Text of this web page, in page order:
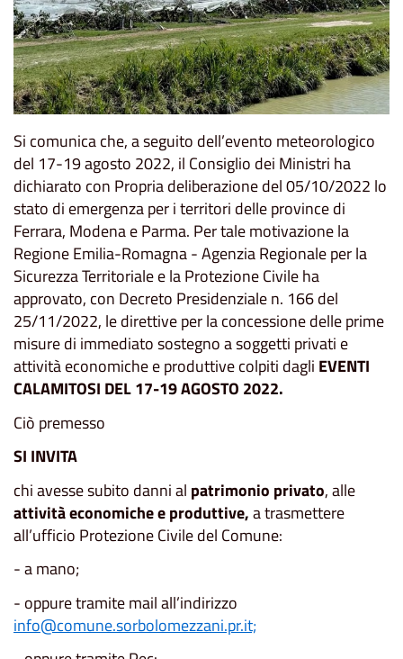
Si comunica che, a seguito dell’evento meteorologico
del 17-19 agosto 2022, il Consiglio dei Ministri ha
dichiarato con Propria deliberazione del 05/10/2022 lo
stato di emergenza per i territori delle province di
Ferrara, Modena e Parma. Per tale motivazione la
Regione Emilia-Romagna - Agenzia Regionale per la
Sicurezza Territoriale e la Protezione Civile ha
approvato, con Decreto Presidenziale n. 166 del
25/11/2022, le direttive per la concessione delle prime
misure di immediato sostegno a soggetti privati e
attività economiche e produttive colpiti dagli EVENTI
CALAMITOSI DEL 17-19 AGOSTO 2022.
Ciò premesso
SI INVITA
chi avesse subito danni al patrimonio privato, alle
attività economiche e produttive,a trasmettere
all’ufficio Protezione Civile del Comune:
- a mano;
- oppure tramite mail all’indirizzo
info@comune.sorbolomezzani.pr.it;